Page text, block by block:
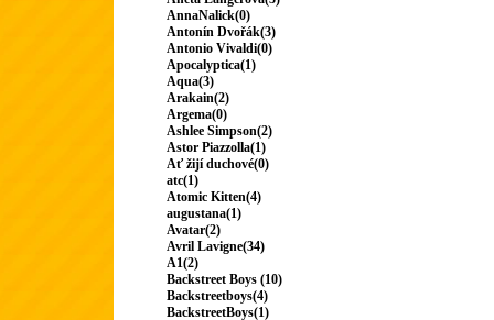
AnnaNalick(0)
Antonín Dvořák(3)
Antonio Vivaldi(0)
Apocalyptica(1)
Aqua(3)
Arakain(2)
Argema(0)
Ashlee Simpson(2)
Astor Piazzolla(1)
Ať žijí duchové(0)
atc(1)
Atomic Kitten(4)
augustana(1)
Avatar(2)
Avril Lavigne(34)
A1(2)
Backstreet Boys (10)
Backstreetboys(4)
BackstreetBoys(1)